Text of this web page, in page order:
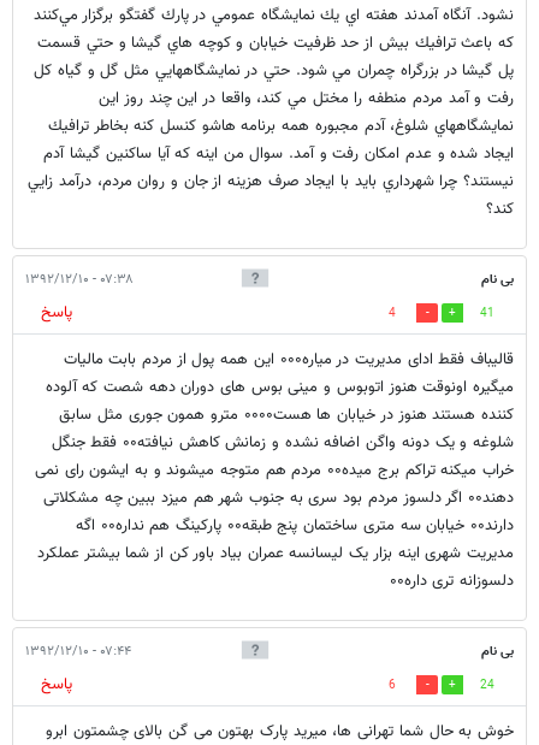
نشود. آنگاه آمدند هفته اي يك نمايشگاه عمومي در پارك گفتگو برگزار مي‌كنند
كه باعث ترافيك بيش از حد ظرفيت خيابان و كوچه هاي گيشا و حتي قسمت
پل گيشا در بزرگراه چمران مي شود. حتي در نمايشگاههايي مثل گل و گياه كل
رفت و آمد مردم منطفه را مختل مي كند، واقعا در اين چند روز اين
نمايشگاههاي شلوغ، آدم مجبوره همه برنامه هاشو كنسل كنه بخاطر ترافيك
ايجاد شده و عدم امكان رفت و آمد. سوال من اينه كه آيا ساكنين گيشا آدم
نيستند؟ چرا شهرداري بايد با ايجاد صرف هزينه از جان و روان مردم، درآمد زايي
كند؟
بی نام ۰۷:۳۸ - ۱۳۹۲/۱۲/۱۰
41
4
پاسخ
قالیباف فقط ادای مدیریت در میاره۰۰۰ این همه پول از مردم بابت مالیات
میگیره اونوقت هنوز اتوبوس و مینی بوس های دوران دهه شصت که آلوده
کننده هستند هنوز در خیابان ها هست۰۰۰۰ مترو همون جوری مثل سابق
شلوغه و یک دونه واگن اضافه نشده و زمانش کاهش نیافته۰۰ فقط جنگل
خراب میکنه تراکم برج میده۰۰ مردم هم متوجه میشوند و به ایشون رای نمی
دهند۰۰ اگر دلسوز مردم بود سری به جنوب شهر هم میزد ببین چه مشکلاتی
دارند۰۰ خیابان سه متری ساختمان پنج طبقه۰۰ پارکینگ هم نداره۰۰ اگه
مدیریت شهری اینه بزار یک لیسانسه عمران بیاد باور کن از شما بیشتر عملکرد
دلسوزانه تری داره۰۰
بی نام ۰۷:۴۴ - ۱۳۹۲/۱۲/۱۰
24
6
پاسخ
خوش به حال شما تهرانی ها، میرید پارک بهتون می گن بالای چشمتون ابرو